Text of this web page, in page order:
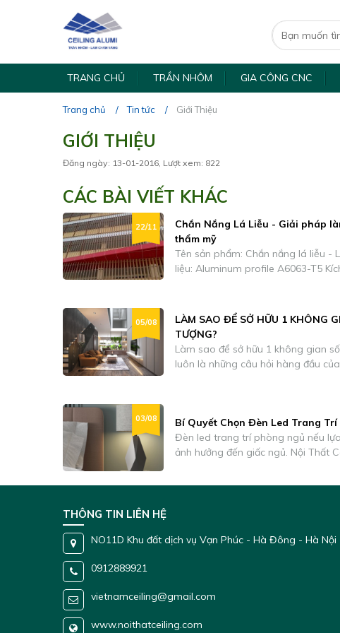
TRANG CHỦ TRẦN NHÔM GIA CÔNG CNC
Trang chủ Tin tức Giới Thiệu
GIỚI THIỆU
Đăng ngày: 13-01-2016, Lượt xem: 822
CÁC BÀI VIẾT KHÁC
22/11
Chắn Nắng Lá Liễu - Giải pháp
thẩm mỹ
Tên sản phẩm: Chắn nắng lá liễu -
liệu: Aluminum profile A6063-T5 Kích thước chiều rộng: 120-
sơn Tĩnh điện/ sơn PVDF Khung treo và phụ kiện đồng bộ Tất
cả các sản phẩm nhôm đều có thể tái chế
chất lượng: Certification/ Tiêu chuẩn (ISO 9001-2015)
Certification/ Hợp chuẩn, hợp quy:
Certification/ Tiêu chuẩn: (ASTM B221/
05/08
LÀM SAO ĐỂ SỞ HỮU 1 KHÔNG
TƯỢNG?
Làm sao để sở hữu 1 không gian
luôn là những câu hỏi hàng đầu
03/08
Bí Quyết Chọn Đèn Led Trang Trí
Đèn led trang trí phòng ngủ nếu
ảnh hưởng đến giấc ngủ. Nội Thất
THÔNG TIN LIÊN HỆ
NO11D Khu đất dịch vụ Vạn Phúc - Hà Đông - Hà Nội
0912889921
vietnamceiling@gmail.com
www.noithatceiling.com